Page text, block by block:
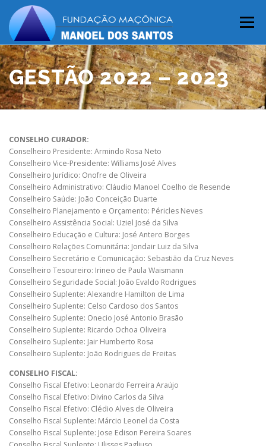
Menu
HOME A FUNDAÇÃO PROJETOS
SALÃO DE FESTAS CONTATO ÁREA RESTRITA
GESTÃO 2022 – 2023
CONSELHO CURADOR:
Conselheiro Presidente: Armindo Rosa Neto
Conselheiro Vice-Presidente: Williams José Alves
Conselheiro Jurídico: Onofre de Oliveira
Conselheiro Administrativo: Cláudio Manoel Coelho de Resende
Conselheiro Saúde: João Conceição Duarte
Conselheiro Planejamento e Orçamento: Péricles Neves
Conselheiro Assistência Social: Uziel José da Silva
Conselheiro Educação e Cultura: José Antero Borges
Conselheiro Relações Comunitária: Jondair Luiz da Silva
Conselheiro Secretário e Comunicação: Sebastião da Cruz Neves
Conselheiro Tesoureiro: Irineo de Paula Waismann
Conselheiro Seguridade Social: João Evaldo Rodrigues
Conselheiro Suplente: Alexandre Hamilton de Lima
Conselheiro Suplente: Celso Cardoso dos Santos
Conselheiro Suplente: Onecio José Antonio Brasão
Conselheiro Suplente: Ricardo Ochoa Oliveira
Conselheiro Suplente: Jair Humberto Rosa
Conselheiro Suplente: João Rodrigues de Freitas
CONSELHO FISCAL:
Conselho Fiscal Efetivo: Leonardo Ferreira Araújo
Conselho Fiscal Efetivo: Divino Carlos da Silva
Conselho Fiscal Efetivo: Clédio Alves de Oliveira
Conselho Fiscal Suplente: Márcio Leonel da Costa
Conselho Fiscal Suplente: Jose Edison Pereira Soares